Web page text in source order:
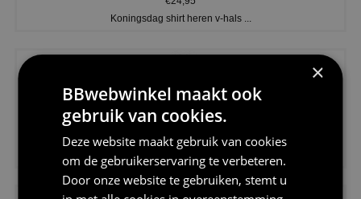
Koningsdag shirt heren v-hals ...
€24,95
V-hals shirt rood wit blauw st...
×
BBwebwinkel maakt ook
gebruik van cookies.
Deze website maakt gebruik van cookies
om de gebruikerservaring te verbeteren.
Door onze website te gebruiken, stemt u